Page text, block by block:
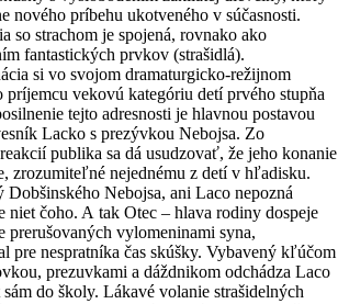
nového príbehu ukotveného v súčasnosti.
so strachom je spojená, rovnako ako
fantastických prvkov (strašidlá).
si vo svojom dramaturgicko-režijnom
príjemcu vekovú kategóriu detí prvého stupňa
tejto adresnosti je hlavnou postavou
Lacko s prezývkou Nebojsa. Zo
publika sa dá usudzovať, že jeho konanie
zrozumiteľné nejednému z detí v hľadisku.
Nebojsa, ani Laco nepozná
niet čoho. A tak Otec – hlava rodiny dospeje
prerušovaných vylomeninami syna,
pre nespratníka čas skúšky. Vybavený kľúčom
prezuvkami a dáždnikom odchádza Laco
do školy. Lákavé volanie strašidelných